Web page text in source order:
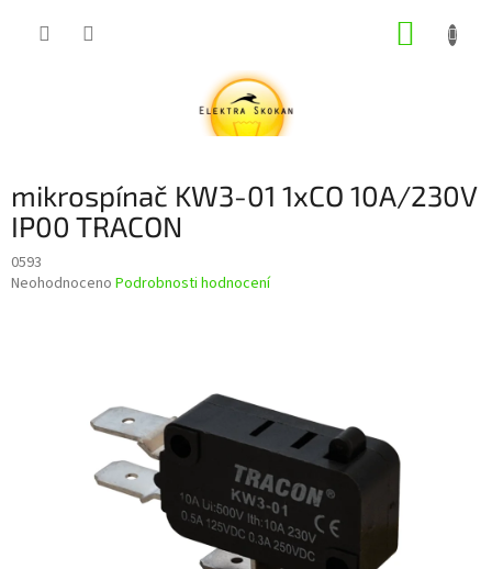
mikrospínač KW3-01 1xCO 10A/230V
IP00 TRACON
0593
Průměrné
Neohodnoceno Podrobnosti hodnocení